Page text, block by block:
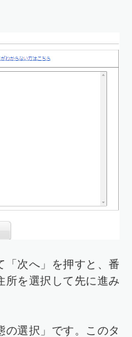
「次へ」を押すと、番
所を選択して先に進み
の選択」です。このタ